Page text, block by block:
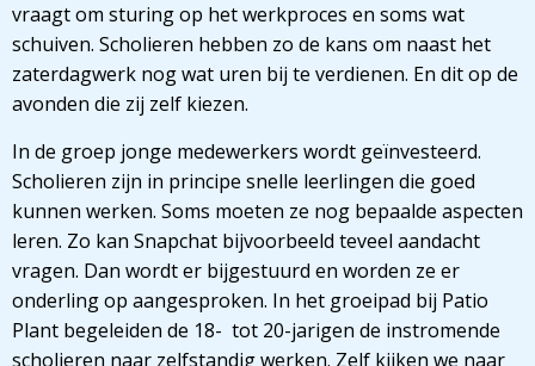
vraagt om sturing op het werkproces en soms wat
schuiven. Scholieren hebben zo de kans om naast het
zaterdagwerk nog wat uren bij te verdienen. En dit op de
avonden die zij zelf kiezen.
In de groep jonge medewerkers wordt geïnvesteerd.
Scholieren zijn in principe snelle leerlingen die goed
kunnen werken. Soms moeten ze nog bepaalde aspecten
leren. Zo kan Snapchat bijvoorbeeld teveel aandacht
vragen. Dan wordt er bijgestuurd en worden ze er
onderling op aangesproken. In het groeipad bij Patio
Plant begeleiden de 18- tot 20-jarigen de instromende
scholieren naar zelfstandig werken. Zelf kijken we naar